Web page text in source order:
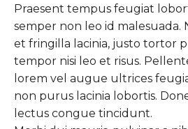
Praesent tempus feugiat
semper non leo id
et fringilla lacinia, justo tortor
tempor nisi leo et risus.
lorem vel augue ultrices
non purus lacinia lobortis.
lectus congue tincidunt.